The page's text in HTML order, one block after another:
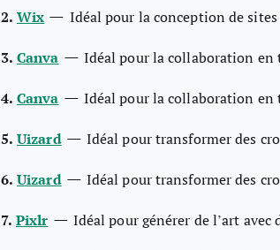
2. Wix — Idéal pour la conception de sites
3. Canva — Idéal pour la collaboration en
4. Canva — Idéal pour la collaboration en
5. Uizard — Idéal pour transformer des
6. Uizard — Idéal pour transformer des
7. Pixlr — Idéal pour générer de l’art avec